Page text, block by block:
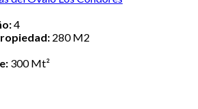
4
280 M2
300 Mt²